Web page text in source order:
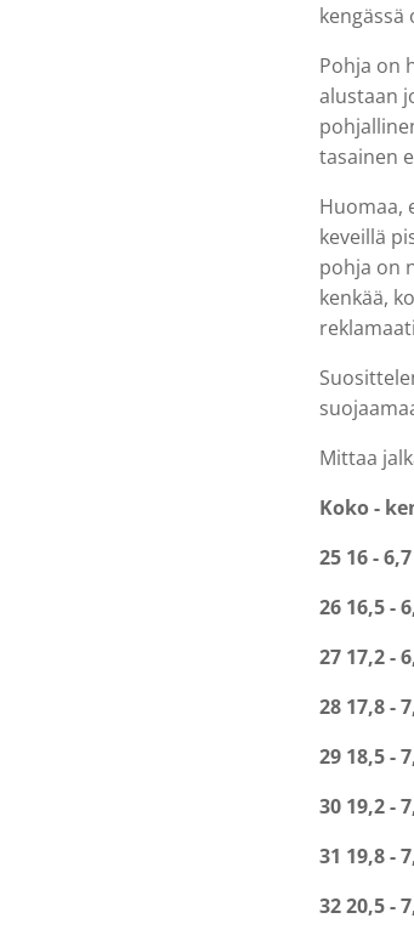
kengässä
Pohja on
alustaan
tasainen
Huomaa,
keveillä
pohja on
kenkää,
Mittaa
Koko -
25 16 - 6,7
26 16,5 -
27 17,2 -
28 17,8 -
29 18,5 -
30 19,2 -
31 19,8 -
32 20,5 -